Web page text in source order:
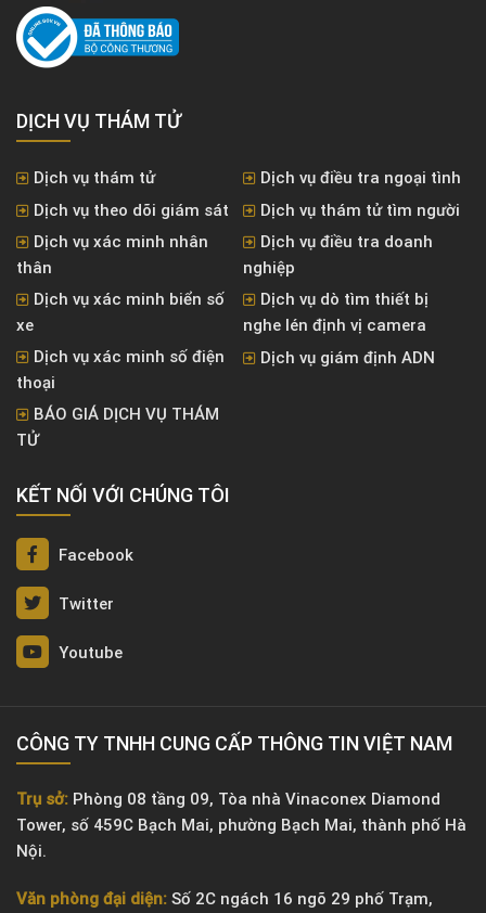
DỊCH VỤ THÁM TỬ
Dịch vụ thám tử
Dịch vụ điều tra ngoại tình
Dịch vụ theo dõi giám sát
Dịch vụ thám tử tìm người
Dịch vụ xác minh nhân
thân
Dịch vụ điều tra doanh
nghiệp
Dịch vụ xác minh biển số
xe
Dịch vụ dò tìm thiết bị
nghe lén định vị camera
Dịch vụ xác minh số điện
thoại
Dịch vụ giám định ADN
BÁO GIÁ DỊCH VỤ THÁM
TỬ
KẾT NỐI VỚI CHÚNG TÔI
Facebook
Twitter
Youtube
CÔNG TY TNHH CUNG CẤP THÔNG TIN VIỆT NAM
Trụ sở: Phòng 08 tầng 09, Tòa nhà Vinaconex Diamond
Tower, số 459C Bạch Mai, phường Bạch Mai, thành phố Hà
Nội.
Văn phòng đại diện: Số 2C ngách 16 ngõ 29 phố Trạm,